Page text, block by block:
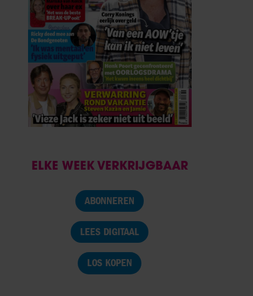
ELKE WEEK VERKRIJGBAAR
ABONNEREN
LEES DIGITAAL
LOS KOPEN